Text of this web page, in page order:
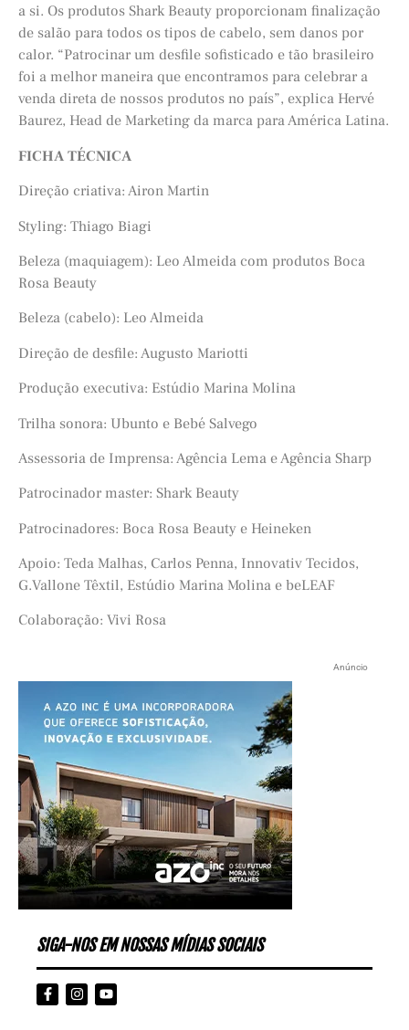
a si. Os produtos Shark Beauty proporcionam finalização
de salão para todos os tipos de cabelo, sem danos por
calor. “Patrocinar um desfile sofisticado e tão brasileiro
foi a melhor maneira que encontramos para celebrar a
venda direta de nossos produtos no país”, explica Hervé
Baurez, Head de Marketing da marca para América Latina.
FICHA TÉCNICA
Direção criativa: Airon Martin
Styling: Thiago Biagi
Beleza (maquiagem): Leo Almeida com produtos Boca
Rosa Beauty
Beleza (cabelo): Leo Almeida
Direção de desfile: Augusto Mariotti
Produção executiva: Estúdio Marina Molina
Trilha sonora: Ubunto e Bebé Salvego
Assessoria de Imprensa: Agência Lema e Agência Sharp
Patrocinador master: Shark Beauty
Patrocinadores: Boca Rosa Beauty e Heineken
Apoio: Teda Malhas, Carlos Penna, Innovativ Tecidos,
G.Vallone Têxtil, Estúdio Marina Molina e beLEAF
Colaboração: Vivi Rosa
Anúncio
SIGA-NOS EM NOSSAS MÍDIAS SOCIAIS